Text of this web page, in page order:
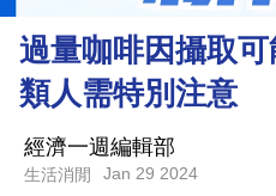
財
商
業
科
過量咖啡因攝取
類人需特別注意
經濟一週編輯部
生活消閒 Jan 29 2024